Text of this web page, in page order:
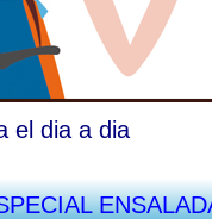
el dia a dia